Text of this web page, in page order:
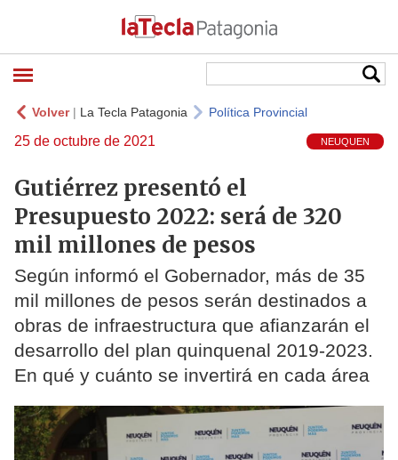
Volver| La Tecla Patagonia Política Provincial
25 de octubre de 2021 NEUQUEN
Gutiérrez presentó el
Presupuesto 2022: será de 320
mil millones de pesos
Según informó el Gobernador, más de 35
mil millones de pesos serán destinados a
obras de infraestructura que afianzarán el
desarrollo del plan quinquenal 2019-2023.
En qué y cuánto se invertirá en cada área